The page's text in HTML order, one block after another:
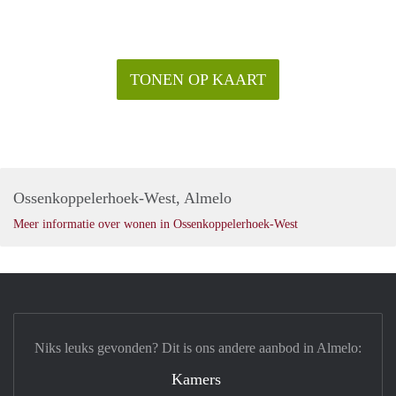
TONEN OP KAART
Ossenkoppelerhoek-West, Almelo
Meer informatie over wonen in Ossenkoppelerhoek-West
Niks leuks gevonden? Dit is ons andere aanbod in Almelo:
Kamers